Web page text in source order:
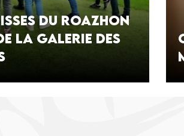
du Roazhon
la Galerie des